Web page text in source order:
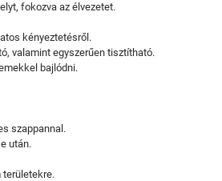
fokozva az élvezetet.
kényeztetésről.
valamint egyszerűen tisztítható.
bajlódni.
szappannal.
után.
területekre.